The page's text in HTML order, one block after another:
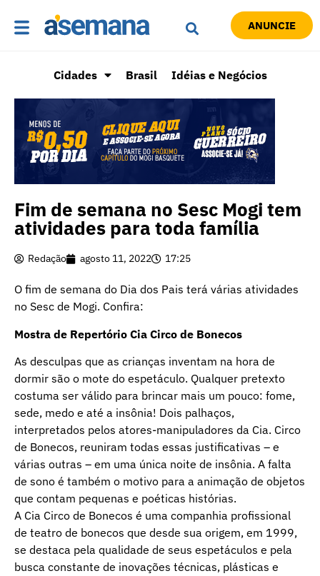
ANUNCIE
Cidades Brasil Idéias e Negócios
Fim de semana no Sesc Mogi tem
atividades para toda família
Redação agosto 11, 2022 17:25
O fim de semana do Dia dos Pais terá várias atividades
no Sesc de Mogi. Confira:
Mostra de Repertório Cia Circo de Bonecos
As desculpas que as crianças inventam na hora de
dormir são o mote do espetáculo. Qualquer pretexto
costuma ser válido para brincar mais um pouco: fome,
sede, medo e até a insônia! Dois palhaços,
interpretados pelos atores-manipuladores da Cia. Circo
de Bonecos, reuniram todas essas justificativas – e
várias outras – em uma única noite de insônia. A falta
de sono é também o motivo para a animação de objetos
que contam pequenas e poéticas histórias.
A Cia Circo de Bonecos é uma companhia profissional
de teatro de bonecos que desde sua origem, em 1999,
se destaca pela qualidade de seus espetáculos e pela
busca constante de inovações técnicas, plásticas e